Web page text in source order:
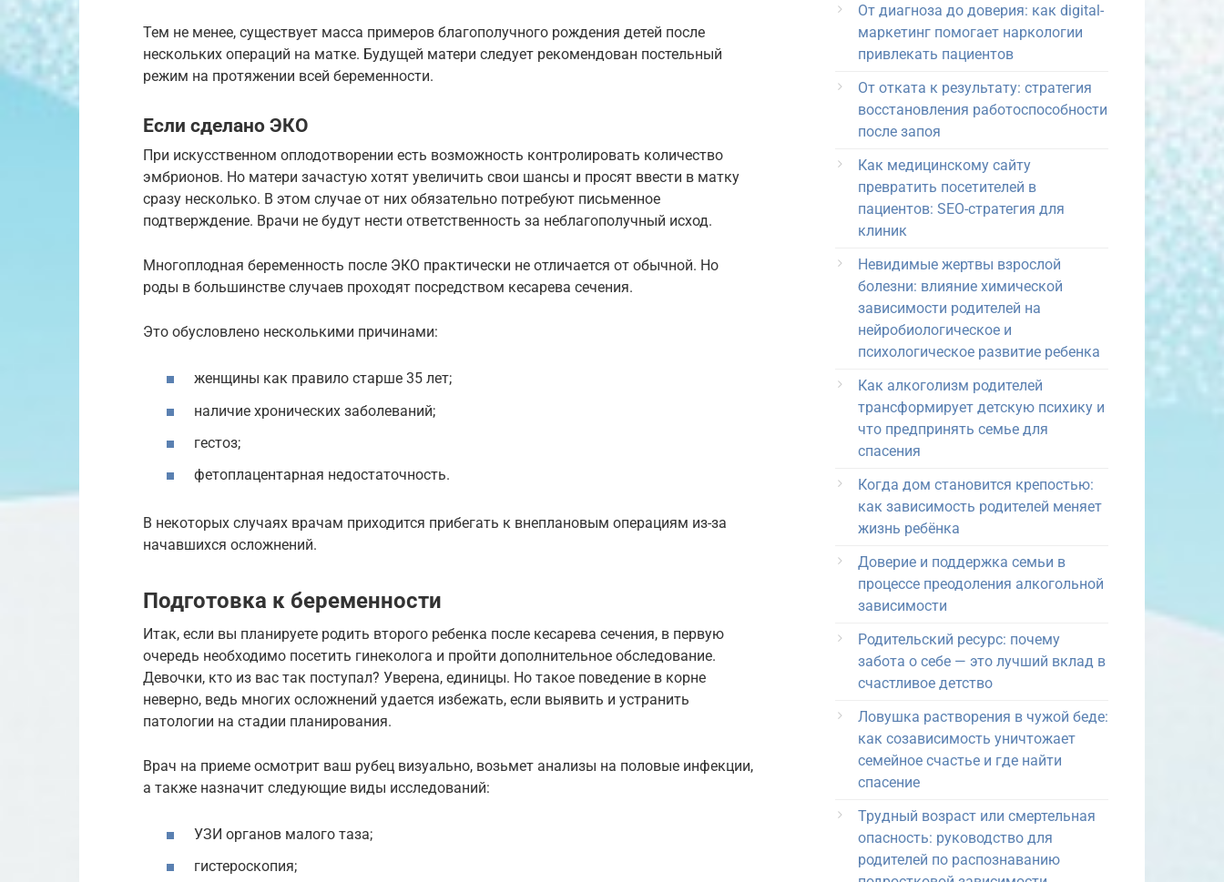
Тем не менее, существует масса примеров благополучного рождения детей после
нескольких операций на матке. Будущей матери следует рекомендован постельный
режим на протяжении всей беременности.
Если сделано ЭКО
При искусственном оплодотворении есть возможность контролировать количество
эмбрионов. Но матери зачастую хотят увеличить свои шансы и просят ввести в матку
сразу несколько. В этом случае от них обязательно потребуют письменное
подтверждение. Врачи не будут нести ответственность за неблагополучный исход.
Многоплодная беременность после ЭКО практически не отличается от обычной. Но
роды в большинстве случаев проходят посредством кесарева сечения.
Это обусловлено несколькими причинами:
женщины как правило старше 35 лет;
наличие хронических заболеваний;
гестоз;
фетоплацентарная недостаточность.
В некоторых случаях врачам приходится прибегать к внеплановым операциям из-за
начавшихся осложнений.
Подготовка к беременности
Итак, если вы планируете родить второго ребенка после кесарева сечения, в первую
очередь необходимо посетить гинеколога и пройти дополнительное обследование.
Девочки, кто из вас так поступал? Уверена, единицы. Но такое поведение в корне
неверно, ведь многих осложнений удается избежать, если выявить и устранить
патологии на стадии планирования.
Врач на приеме осмотрит ваш рубец визуально, возьмет анализы на половые инфекции,
а также назначит следующие виды исследований:
УЗИ органов малого таза;
гистероскопия;
От диагноза до доверия: как digital-
маркетинг помогает наркологии
привлекать пациентов
От отката к результату: стратегия
восстановления работоспособности
после запоя
Как медицинскому сайту
превратить посетителей в
пациентов: SEO-стратегия для
клиник
Невидимые жертвы взрослой
болезни: влияние химической
зависимости родителей на
нейробиологическое и
психологическое развитие ребенка
Как алкоголизм родителей
трансформирует детскую психику и
что предпринять семье для
спасения
Когда дом становится крепостью:
как зависимость родителей меняет
жизнь ребёнка
Доверие и поддержка семьи в
процессе преодоления алкогольной
зависимости
Родительский ресурс: почему
забота о себе — это лучший вклад в
счастливое детство
Ловушка растворения в чужой беде:
как созависимость уничтожает
семейное счастье и где найти
спасение
Трудный возраст или смертельная
опасность: руководство для
родителей по распознаванию